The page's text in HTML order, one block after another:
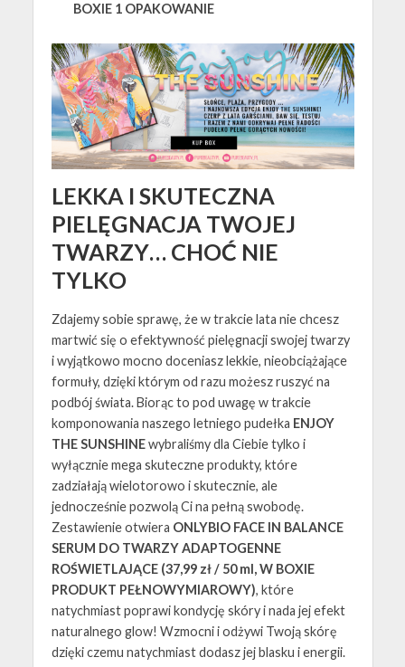
BOXIE 1 OPAKOWANIE
LEKKA I SKUTECZNA
PIELĘGNACJA TWOJEJ
TWARZY… CHOĆ NIE
TYLKO
Zdajemy sobie sprawę, że w trakcie lata nie chcesz
martwić się o efektywność pielęgnacji swojej twarzy
i wyjątkowo mocno doceniasz lekkie, nieobciążające
formuły, dzięki którym od razu możesz ruszyć na
podbój świata. Biorąc to pod uwagę w trakcie
komponowania naszego letniego pudełka ENJOY
THE SUNSHINEwybraliśmy dla Ciebie tylko i
wyłącznie mega skuteczne produkty, które
zadziałają wielotorowo i skutecznie, ale
jednocześnie pozwolą Ci na pełną swobodę.
Zestawienie otwiera ONLYBIO FACE IN BALANCE
SERUM DO TWARZY ADAPTOGENNE
ROŚWIETLAJĄCE (37,99 zł / 50 ml, W BOXIE
PRODUKT PEŁNOWYMIAROWY), które
natychmiast poprawi kondycję skóry i nada jej efekt
naturalnego glow! Wzmocni i odżywi Twoją skórę
dzięki czemu natychmiast dodasz jej blasku i energii.